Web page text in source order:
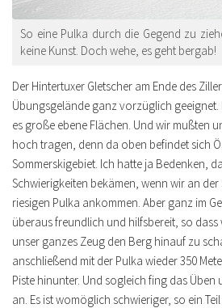
So eine Pulka durch die Gegend zu
keine Kunst. Doch wehe, es geht bergab!
Der Hintertuxer Gletscher am Ende des
Übungsgelände ganz vorzüglich geeignet.
es große ebene Flächen. Und wir mußten
hoch tragen, denn da oben befindet sich
Sommerskigebiet. Ich hatte ja Bedenken,
Schwierigkeiten bekämen, wenn wir an
riesigen Pulka ankommen. Aber ganz im
überaus freundlich und hilfsbereit, so
unser ganzes Zeug den Berg hinauf zu
anschließend mit der Pulka wieder 350
Piste hinunter. Und sogleich fing das Üben
an. Es ist womöglich schwieriger, so ein